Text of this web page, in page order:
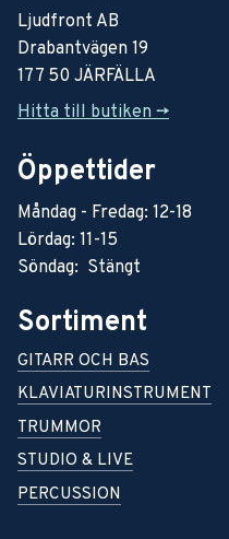
Ljudfront AB
Drabantvägen 19
177 50 JÄRFÄLLA
Hitta till butiken ->
Öppettider
Måndag - Fredag: 12-18
Lördag: 11-15
Söndag: Stängt
Sortiment
GITARR OCH BAS
KLAVIATURINSTRUMENT
TRUMMOR
STUDIO & LIVE
PERCUSSION